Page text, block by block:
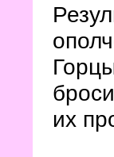
их